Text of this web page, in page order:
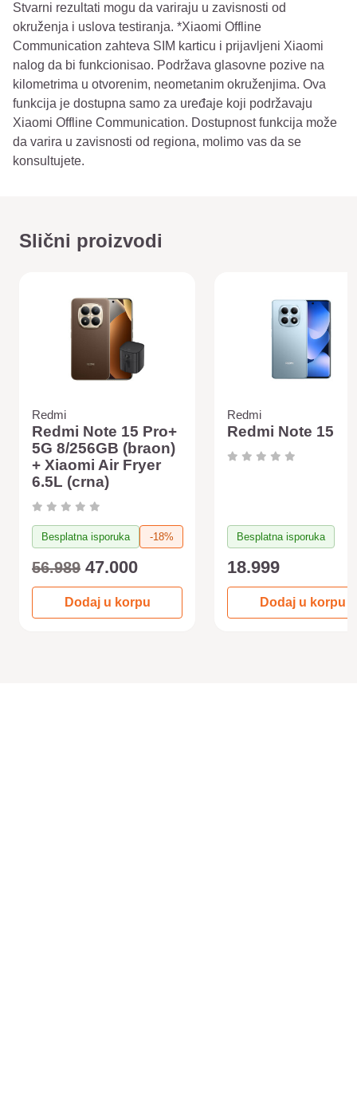
Stvarni rezultati mogu da variraju u zavisnosti od
okruženja i uslova testiranja. *Xiaomi Offline
Communication zahteva SIM karticu i prijavljeni Xiaomi
nalog da bi funkcionisao. Podržava glasovne pozive na
kilometrima u otvorenim, neometanim okruženjima. Ova
funkcija je dostupna samo za uređaje koji podržavaju
Xiaomi Offline Communication. Dostupnost funkcija može
da varira u zavisnosti od regiona, molimo vas da se
konsultujete.
Slični proizvodi
Redmi
Redmi Note 15 Pro+
5G 8/256GB (braon)
+ Xiaomi Air Fryer
6.5L (crna)
Besplatna isporuka -18%
56.989 47.000
Dodaj u korpu
Redmi
Redmi Note 15
Besplatna isporuka
18.999
Dodaj u korpu